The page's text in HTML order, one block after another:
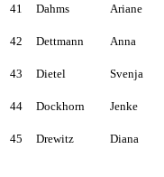
41 Dahms Ariane
42 Dettmann Anna
43 Dietel Svenja
44 Dockhorn Jenke
45 Drewitz Diana